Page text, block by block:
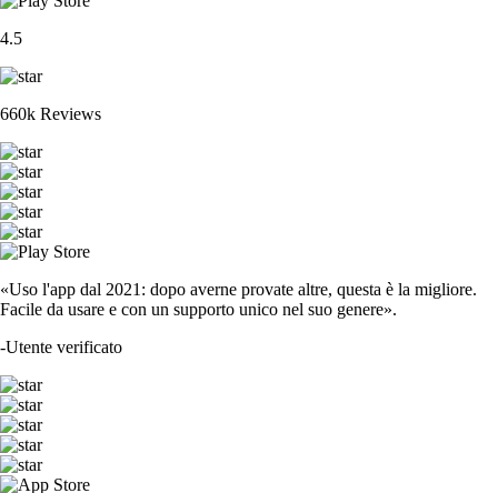
4.5
660k Reviews
«Uso l'app dal 2021: dopo averne provate altre, questa è la migliore.
Facile da usare e con un supporto unico nel suo genere».
-Utente verificato